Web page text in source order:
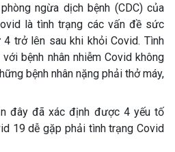
ngừa dịch bệnh (CDC) của
là tình trạng các vấn đề sức
trở lên sau khi khỏi Covid. Tình
bệnh nhân nhiễm Covid không
bệnh nhân nặng phải thở máy,
đây đã xác định được 4 yếu tố
19 dễ gặp phải tình trạng Covid